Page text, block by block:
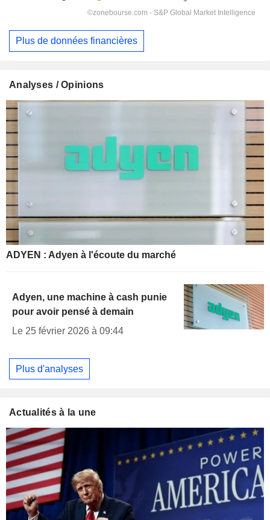
Plus de données financières
Analyses / Opinions
ADYEN : Adyen à l'écoute du marché
Adyen, une machine à cash punie
pour avoir pensé à demain
Le 25 février 2026 à 09:44
Plus d'analyses
Actualités à la une